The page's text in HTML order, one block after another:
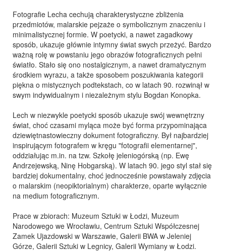
Fotografie Lecha cechują charakterystyczne zbliżenia
przedmiotów, malarskie pejzaże o symbolicznym znaczeniu i
minimalistycznej formie. W poetycki, a nawet zagadkowy
sposób, ukazuje głównie intymny świat swych przeżyć. Bardzo
ważną rolę w powstaniu jego obrazów fotograficznych pełni
światło. Stało się ono nostalgicznym, a nawet dramatycznym
środkiem wyrazu, a także sposobem poszukiwania kategorii
piękna o mistycznych podtekstach, co w latach 90. rozwinął w
swym indywidualnym i niezależnym stylu Bogdan Konopka.
Lech w niezwykle poetycki sposób ukazuje swój wewnętrzny
świat, choć czasami myląca może być forma przypominająca
dziewiętnastowieczny dokument fotograficzny. Był najbardziej
inspirującym fotografem w kręgu "fotografii elementarnej",
oddziałując m.in. na tzw. Szkołę jeleniogórską (np. Ewę
Andrzejewską, Ninę Hobgarską). W latach 90. jego styl stał się
bardziej dokumentalny, choć jednocześnie powstawały zdjęcia
o malarskim (neopiktorialnym) charakterze, oparte wyłącznie
na medium fotograficznym.
Prace w zbiorach: Muzeum Sztuki w Łodzi, Muzeum
Narodowego we Wrocławiu, Centrum Sztuki Współczesnej
Zamek Ujazdowski w Warszawie, Galerii BWA w Jeleniej
Górze, Galerii Sztuki w Legnicy, Galerii Wymiany w Łodzi.